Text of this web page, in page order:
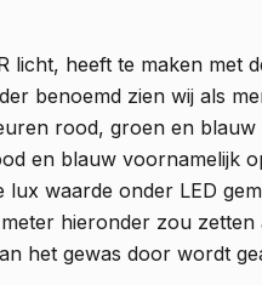
licht, heeft te maken met
benoemd zien wij als
rood, groen en
en blauw voornamelijk
waarde onder LED
hieronder zou zetten
het gewas door wordt